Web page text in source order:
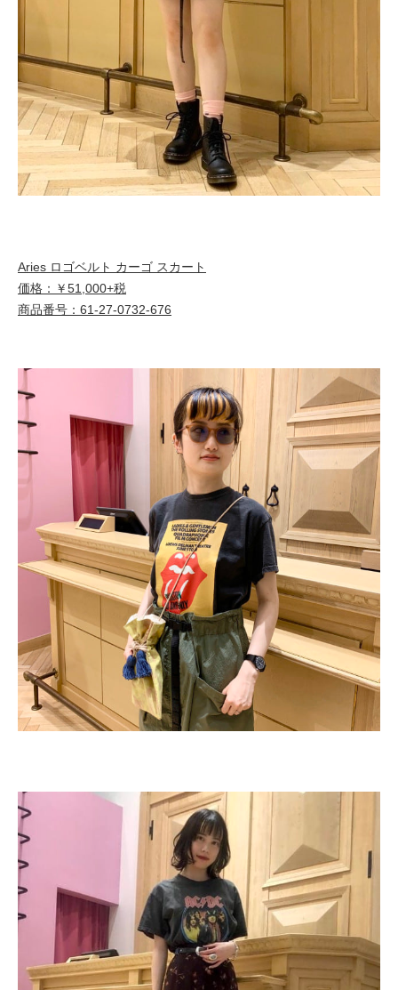
Aries ロゴベルト カーゴ スカート
価格：￥51,000+税
商品番号：61-27-0732-676